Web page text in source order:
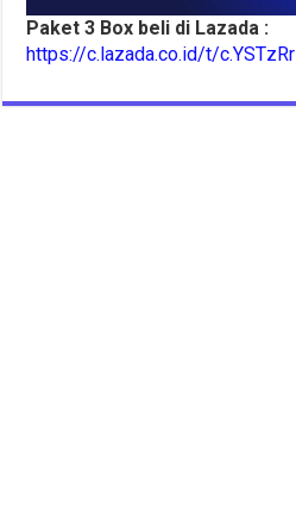
Paket 3 Box beli di Lazada :
https://c.lazada.co.id/t/c.YSTzRr